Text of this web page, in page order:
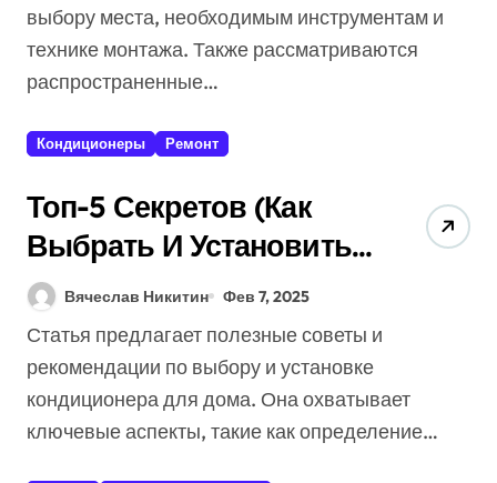
выбору места, необходимым инструментам и
технике монтажа. Также рассматриваются
распространенные…
Кондиционеры Ремонт
Топ-5 Секретов (Как
Выбрать И Установить
Кондиционер Для Дома)
Вячеслав Никитин Фев 7, 2025
Статья предлагает полезные советы и
рекомендации по выбору и установке
кондиционера для дома. Она охватывает
ключевые аспекты, такие как определение…